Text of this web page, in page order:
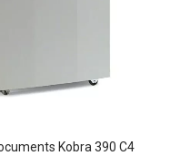
Kobra 390 C4